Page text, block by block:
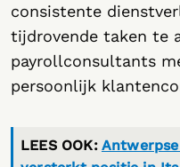
consistente
tijdrovende taken te
payrollconsultants
persoonlijk
LEES OOK: